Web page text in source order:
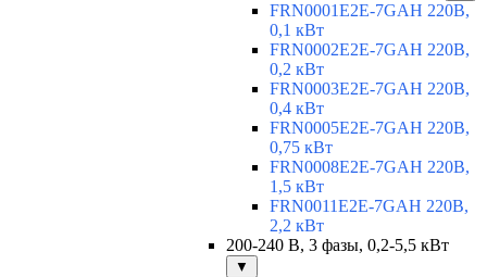
FRN0001E2E-7GAH 220В,
0,1 кВт
FRN0002E2E-7GAH 220В,
0,2 кВт
FRN0003E2E-7GAH 220В,
0,4 кВт
FRN0005E2E-7GAH 220В,
0,75 кВт
FRN0008E2E-7GAH 220В,
1,5 кВт
FRN0011E2E-7GAH 220В,
2,2 кВт
200-240 В, 3 фазы, 0,2-5,5 кВт
▼